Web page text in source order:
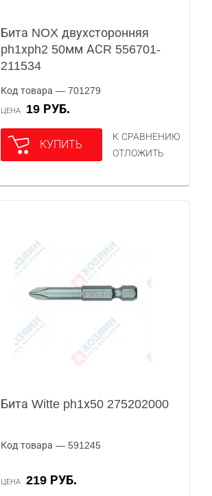
Бита NOX двухсторонняя
ph1хph2 50мм АСR 556701-
211534
Код товара — 701279
ЦЕНА 19 РУБ.
КУПИТЬ
К СРАВНЕНИЮ
ОТЛОЖИТЬ
Бита Witte ph1х50 275202000
Код товара — 591245
ЦЕНА 219 РУБ.